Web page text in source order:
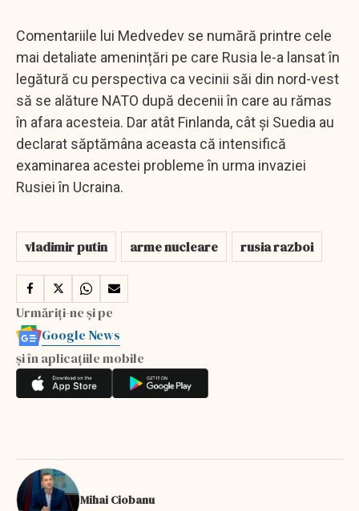
Comentariile lui Medvedev se numără printre cele
mai detaliate amenințări pe care Rusia le-a lansat în
legătură cu perspectiva ca vecinii săi din nord-vest
să se alăture NATO după decenii în care au rămas
în afara acesteia. Dar atât Finlanda, cât și Suedia au
declarat săptămâna aceasta că intensifică
examinarea acestei probleme în urma invaziei
Rusiei în Ucraina.
vladimir putin arme nucleare rusia razboi
Urmăriți-ne și pe
Google News
și în aplicațiile mobile
Mihai Ciobanu